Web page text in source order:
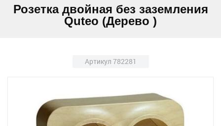
Розетка двойная без заземления
Quteo (Дерево )
Артикул 782281